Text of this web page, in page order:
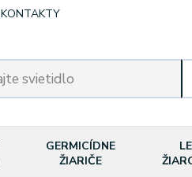
KONTAKTY
GERMICÍDNE
ŽIARIČE